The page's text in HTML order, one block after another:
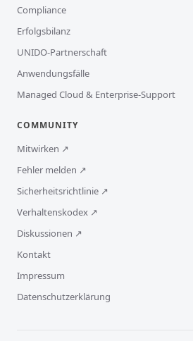
Compliance
Erfolgsbilanz
UNIDO-Partnerschaft
Anwendungsfälle
Managed Cloud & Enterprise-Support
COMMUNITY
Mitwirken ↗
Fehler melden ↗
Sicherheitsrichtlinie ↗
Verhaltenskodex ↗
Diskussionen ↗
Kontakt
Impressum
Datenschutzerklärung